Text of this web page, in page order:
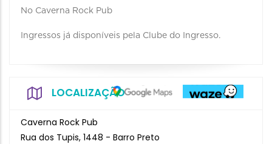
No Caverna Rock Pub
Ingressos já disponíveis pela Clube do Ingresso.
LOCALIZAÇÃO
Caverna Rock Pub
Rua dos Tupis, 1448 - Barro Preto